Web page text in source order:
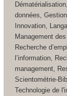
données,
Innovation,
Management
Recherche
l’information,
management,
Scientométrie-
Technologie de